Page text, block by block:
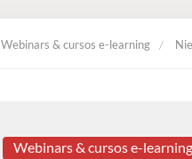
Webinars & cursos e-learning
Webinars & cursos e-learning